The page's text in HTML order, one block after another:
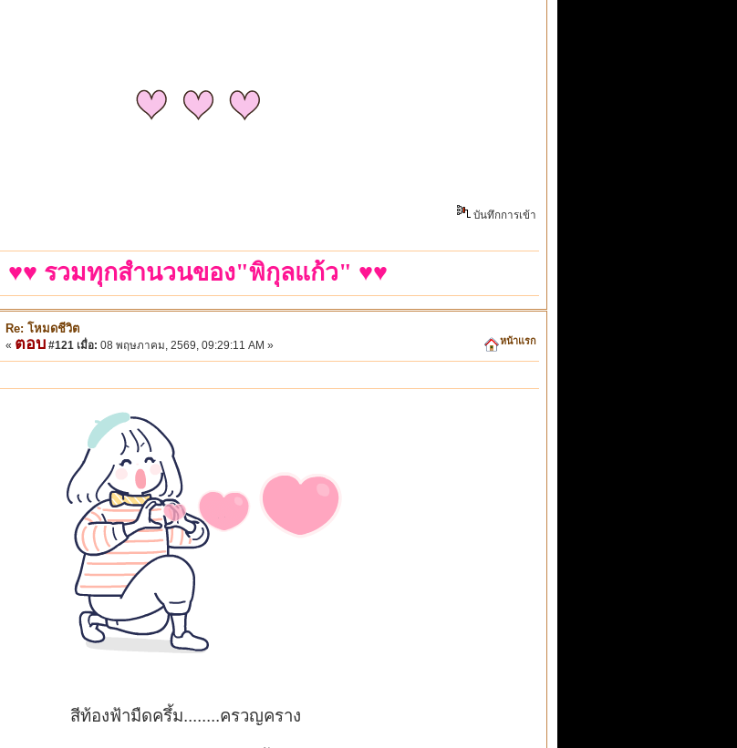
บันทึกการเข้า
♥♥ รวมทุกสำนวนของ"พิกุลแก้ว" ♥♥
Re: โหมดชีวิต
« ตอบ #121 เมื่อ: 08 พฤษภาคม, 2569, 09:29:11 AM » หน้าแรก
สีท้องฟ้ามืดครึ้ม........ครวญคราง